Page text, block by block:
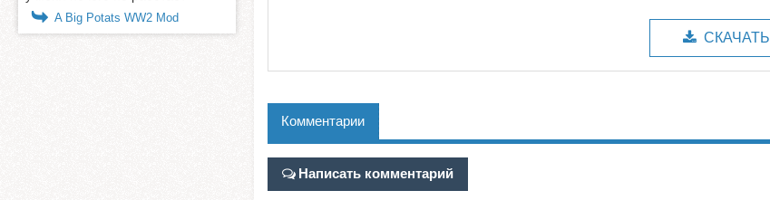
СКАЧАТЬ
Комментарии
Написать комментарий
A Big Potats WW2 Mod